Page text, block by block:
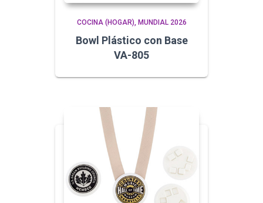
COCINA (HOGAR) MUNDIAL 2026
Bowl Plástico con Base
VA-805